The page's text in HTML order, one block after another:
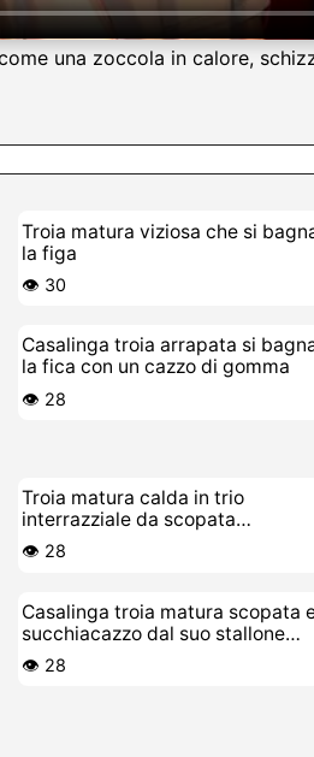
una zoccola in calore,
Troia matura viziosa che si
la figa
👁️ 30
Casalinga troia arrapata si
la fica con un cazzo di gomma
👁️ 28
Troia matura calda in trio
interrazziale da scopata
selvaggia
👁️ 28
Casalinga troia matura scopata
succhiacazzo dal suo stallone
giovane
👁️ 28